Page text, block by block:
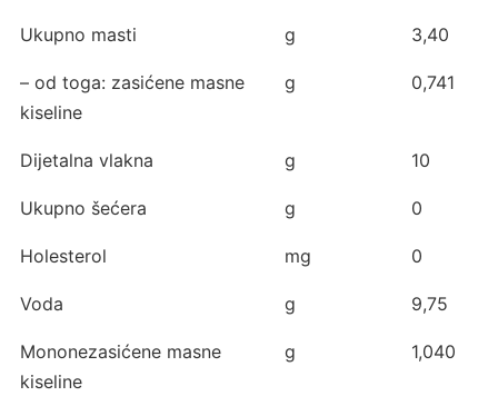
Ukupno masti g 3,40
– od toga: zasićene masne
kiseline
g 0,741
Dijetalna vlakna g 10
Ukupno šećera g 0
Holesterol mg 0
Voda g 9,75
Mononezasićene masne
kiseline
g 1,040